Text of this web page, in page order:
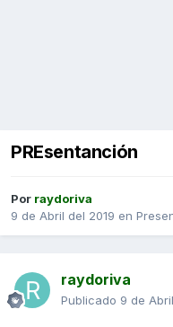
PREsentanción
Por raydoriva
9 de Abril del 2019 en
raydoriva
Publicado 9 de